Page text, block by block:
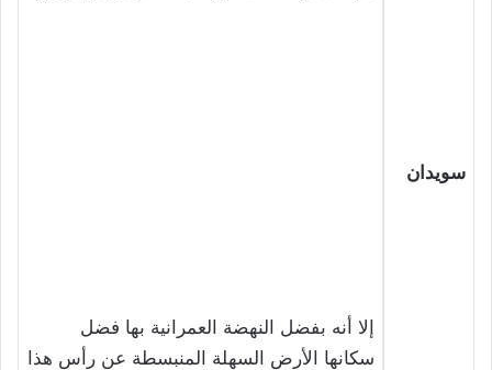
سويدان
إلا أنه بفضل النهضة العمرانية بها فضل
سكانها الأرض السهلة المنبسطة عن رأس هذا